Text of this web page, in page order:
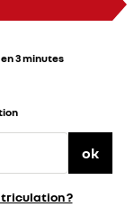
3 minutes
ok
?